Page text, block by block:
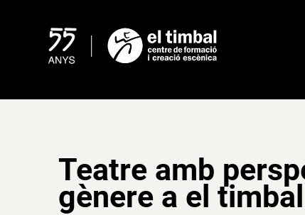
Teatre amb
gènere a el timbal